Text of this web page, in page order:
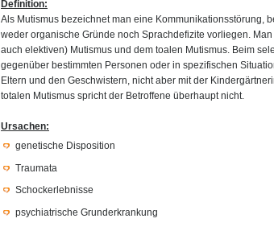
Definition:
Als Mutismus bezeichnet man eine Kommunikationsstörung,
weder organische Gründe noch Sprachdefizite vorliegen.
auch elektiven) Mutismus und dem toalen Mutismus. Beim
gegenüber bestimmten Personen oder in spezifischen
Eltern und den Geschwistern, nicht aber mit der
totalen Mutismus spricht der Betroffene überhaupt nicht.
Ursachen:
genetische Disposition
Traumata
Schockerlebnisse
psychiatrische Grunderkrankung